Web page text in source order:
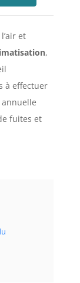
et
,
à effectuer
fuites et